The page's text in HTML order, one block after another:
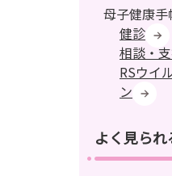
母子健康手
健診
相談・
RSウイ
ン
よく見ら